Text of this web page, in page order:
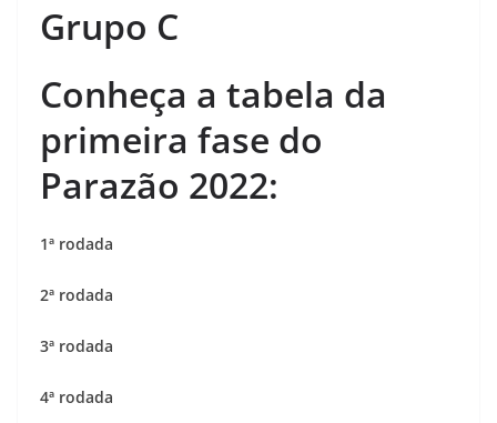
Grupo C
Conheça a tabela da
primeira fase do
Parazão 2022:
1ª rodada
2ª rodada
3ª rodada
4ª rodada